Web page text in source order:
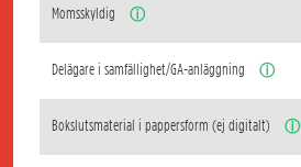
Momsskyldig ⓘ
Delägare i samfällighet/GA-anläggning ⓘ
Bokslutsmaterial i pappersform (ej digitalt) ⓘ